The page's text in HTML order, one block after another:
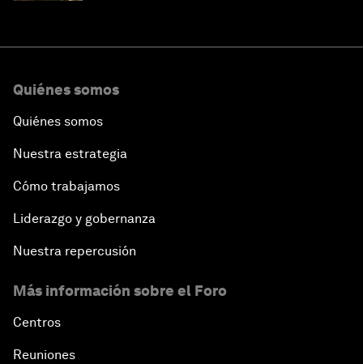
Quiénes somos
Quiénes somos
Nuestra estrategia
Cómo trabajamos
Liderazgo y gobernanza
Nuestra repercusión
Más información sobre el Foro
Centros
Reuniones